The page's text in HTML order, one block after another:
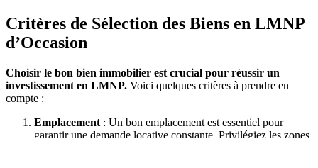
Critères de Sélection des Biens en LMNP
d’Occasion
Choisir le bon bien immobilier est crucial pour réussir un
investissement en LMNP. Voici quelques critères à prendre en
compte :
Emplacement : Un bon emplacement est essentiel pour
garantir une demande locative constante. Privilégiez les zones